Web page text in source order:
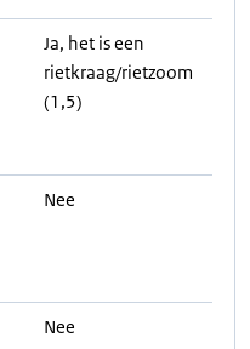
Ja, het is een
rietkraag/rietzoom
(1,5)
Nee
Nee